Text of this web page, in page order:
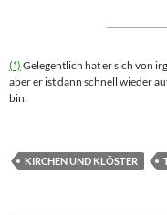
(*) Gelegentlich hat er sich von
aber er ist dann schnell wieder
bin.
KIRCHEN UND KLÖSTER